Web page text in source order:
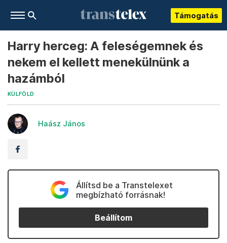
Támogatás
Harry herceg: A feleségemnek és
nekem el kellett menekülnünk a
hazámból
KÜLFÖLD
Haász János
Állítsd be a Transtelexet
megbízható forrásnak!
Beállítom